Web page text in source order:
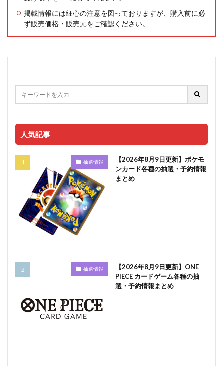
掲載情報には細心の注意を図っておりますが、購入前に必
ず販売価格・販売元をご確認ください。
人気記事
抽選情報
【2026年8月9日更新】ポケモ
ンカード各種の抽選・予約情報
まとめ
抽選情報
【2026年8月9日更新】ONE
PIECE カードゲーム各種の抽
選・予約情報まとめ